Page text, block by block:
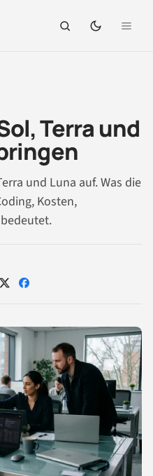
Terra und
und Luna auf. Was die
Kosten,
Auf Auf